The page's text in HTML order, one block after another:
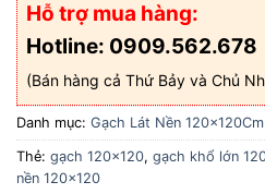
Hỗ trợ mua hàng:
Hotline: 0909.562.678
(Bán hàng cả Thứ Bảy và Chủ
Danh mục: Gạch Lát Nền 120x120Cm
Thẻ: gạch 120x120, gạch khổ lớn
nền 120x120